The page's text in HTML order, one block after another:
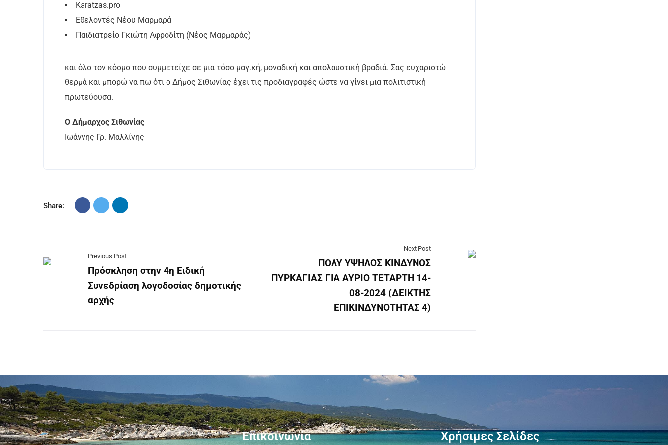
Karatzas.pro
Εθελοντές Νέου Μαρμαρά
Παιδιατρείο Γκιώτη Αφροδίτη (Νέος Μαρμαράς)
και όλο τον κόσμο που συμμετείχε σε μια τόσο μαγική, μοναδική και απολαυστική βραδιά. Σας ευχαριστώ
θερμά και μπορώ να πω ότι ο Δήμος Σιθωνίας έχει τις προδιαγραφές ώστε να γίνει μια πολιτιστική
πρωτεύουσα.
Ο Δήμαρχος Σιθωνίας
Ιωάννης Γρ. Μαλλίνης
Share:
Previous Post
Πρόσκληση στην 4η Ειδική
Συνεδρίαση λογοδοσίας δημοτικής
αρχής
Next Post
ΠΟΛΥ ΥΨΗΛΟΣ ΚΙΝΔΥΝΟΣ
ΠΥΡΚΑΓΙΑΣ ΓΙΑ ΑΥΡΙΟ ΤΕΤΑΡΤΗ 14-
08-2024 (ΔΕΙΚΤΗΣ
ΕΠΙΚΙΝΔΥΝΟΤΗΤΑΣ 4)
Επικοινωνία Χρήσιμες Σελίδες